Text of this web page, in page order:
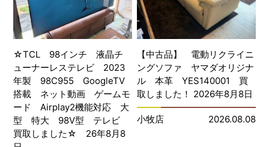
☆TCL 98インチ 液晶チ
ューナーレステレビ 2023
年製 98C955 GoogleTV
搭載 ネット動画 ゲームモ
ード Airplay2機能対応 大
型 特大 98V型 テレビ
買取しました☆ 26年8月8
【中古品】 電動リクライニ
ングソファ ヤマダオリジナ
ル 本革 YES140001 買
取しました！ 2026年8月8日
小牧店 2026.08.08